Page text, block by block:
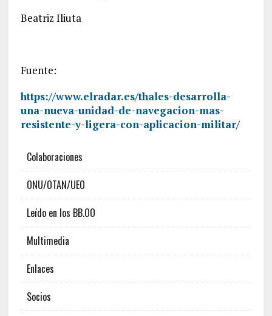
Beatriz Iliuta
Fuente:
https://www.elradar.es/thales-desarrolla-
una-nueva-unidad-de-navegacion-mas-
resistente-y-ligera-con-aplicacion-militar/
Colaboraciones
ONU/OTAN/UEO
Leído en los BB.OO
Multimedia
Enlaces
Socios